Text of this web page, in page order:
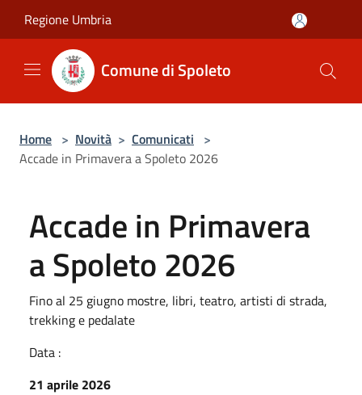
Regione Umbria
Comune di Spoleto
Home > Novità > Comunicati >
Accade in Primavera a Spoleto 2026
Accade in Primavera
a Spoleto 2026
Fino al 25 giugno mostre, libri, teatro, artisti di strada,
trekking e pedalate
Data :
21 aprile 2026